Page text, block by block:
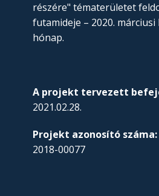
részére" tématerületet
futamideje – 2020. márciusi
hónap.
A projekt tervezett
2021.02.28.
Projekt azonosító száma:
2018-00077